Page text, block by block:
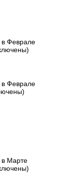
в Феврале
в Феврале
в Марте